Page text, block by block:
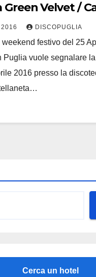
Velvet /
DISCOPUGLIA
weekend festivo del 25
Puglia vuole segnalare
2016 presso la
Cerca un hotel